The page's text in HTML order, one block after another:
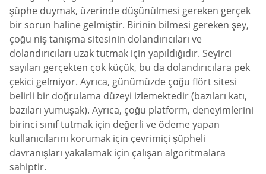
şüphe duymak, üzerinde düşünülmesi gereken gerçek
bir sorun haline gelmiştir. Birinin bilmesi gereken şey,
çoğu niş tanışma sitesinin dolandırıcıları ve
dolandırıcıları uzak tutmak için yapıldığıdır. Seyirci
sayıları gerçekten çok küçük, bu da dolandırıcılara pek
çekici gelmiyor. Ayrıca, günümüzde çoğu flört sitesi
belirli bir doğrulama düzeyi izlemektedir (bazıları katı,
bazıları yumuşak). Ayrıca, çoğu platform, deneyimlerini
birinci sınıf tutmak için değerli ve ödeme yapan
kullanıcılarını korumak için çevrimiçi şüpheli
davranışları yakalamak için çalışan algoritmalara
sahiptir.